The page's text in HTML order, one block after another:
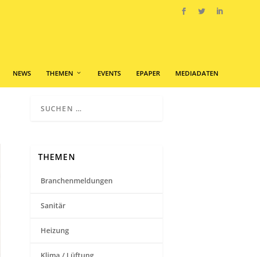
NEWS THEMEN EVENTS EPAPER MEDIADATEN
THEMEN
Branchenmeldungen
Sanitär
Heizung